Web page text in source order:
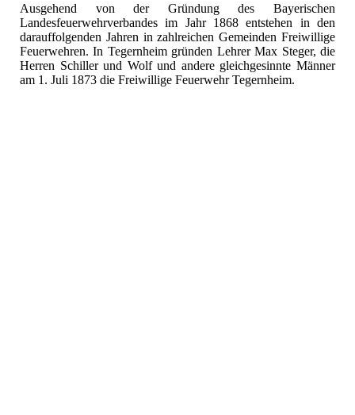
Ausgehend von der Gründung des Bayerischen
Landesfeuerwehrverbandes im Jahr 1868 entstehen in den
darauffolgenden Jahren in zahlreichen Gemeinden Freiwillige
Feuerwehren. In Tegernheim gründen Lehrer Max Steger, die
Herren Schiller und Wolf und andere gleichgesinnte Männer
am 1. Juli 1873 die Freiwillige Feuerwehr Tegernheim.